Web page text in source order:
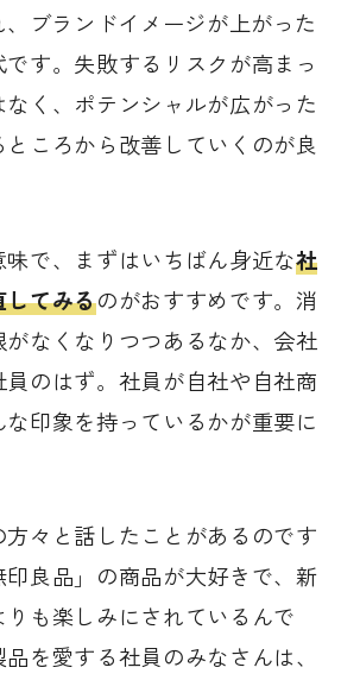
ブランドイメージが上がった
です。失敗するリスクが高まっ
く、ポテンシャルが広がった
ところから改善していくのが良
味で、まずはいちばん身近な社
してみるのがおすすめです。消
なくなりつつあるなか、会社
のはず。社員が自社や自社商
印象を持っているかが重要に
々と話したことがあるのです
良品」の商品が大好きで、新
も楽しみにされているんで
を愛する社員のみなさんは、